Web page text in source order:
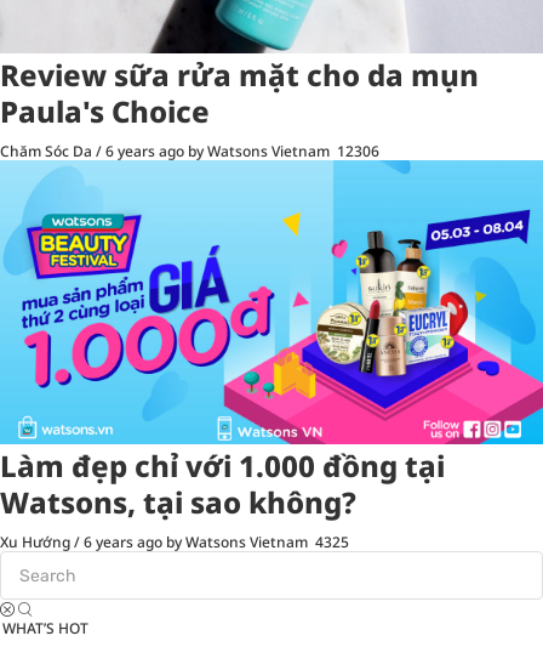
Review sữa rửa mặt cho da mụn
Paula's Choice
Chăm Sóc Da /6 years ago by Watsons Vietnam 12306
Làm đẹp chỉ với 1.000 đồng tại
Watsons, tại sao không?
Xu Hướng/6 years ago by Watsons Vietnam 4325
WHAT’S HOT